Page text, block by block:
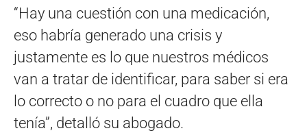
“Hay una cuestión con una medicación,
eso habría generado una crisis y
justamente es lo que nuestros médicos
van a tratar de identificar, para saber si era
lo correcto o no para el cuadro que ella
tenía”, detalló su abogado.